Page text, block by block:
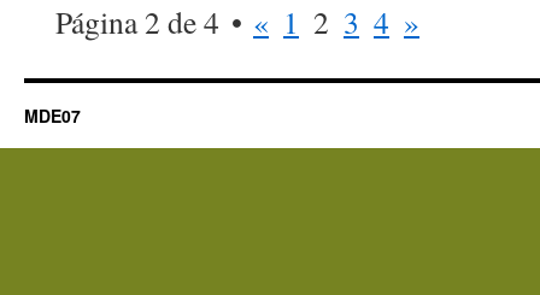
Página 2 de 4 « 1 2 3 4 »
MDE07